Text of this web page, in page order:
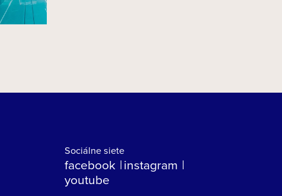
Sociálne siete
facebook instagram
youtube